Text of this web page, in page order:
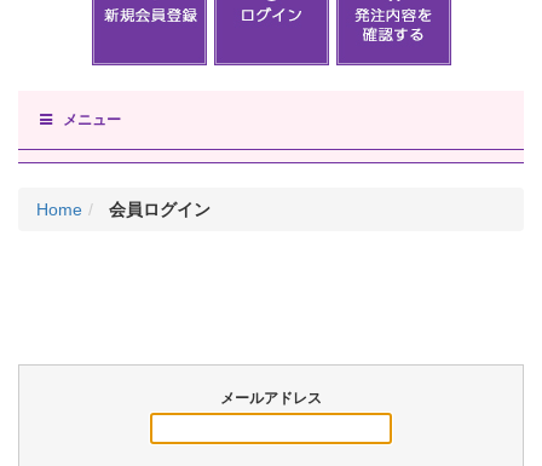
メニュー
Home 会員ログイン
メールアドレス